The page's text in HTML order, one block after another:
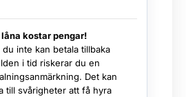
kostar pengar!
du inte kan betala tillbaka
i tid riskerar du en
Det kan
till svårigheter att få hyra